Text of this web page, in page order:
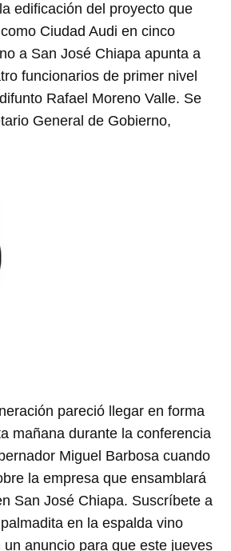
edificación del proyecto que
Ciudad Audi en cinco
a San José Chiapa apunta a
funcionarios de primer nivel
Rafael Moreno Valle. Se
General de Gobierno,
pareció llegar en forma
mañana durante la conferencia
Miguel Barbosa cuando
la empresa que ensamblará
San José Chiapa. Suscríbete a
en la espalda vino
anuncio para que este jueves